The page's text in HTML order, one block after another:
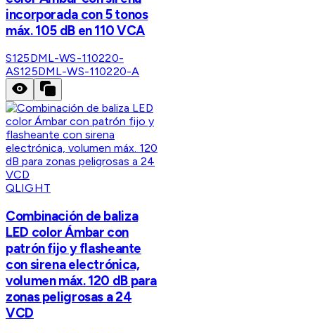
incorporada con 5 tonos
máx. 105 dB en 110 VCA
S125DML-WS-110220-
AS125DML-WS-110220-A
QLIGHT
Combinación de baliza
LED color Ámbar con
patrón fijo y flasheante
con sirena electrónica,
volumen máx. 120 dB para
zonas peligrosas a 24
VCD